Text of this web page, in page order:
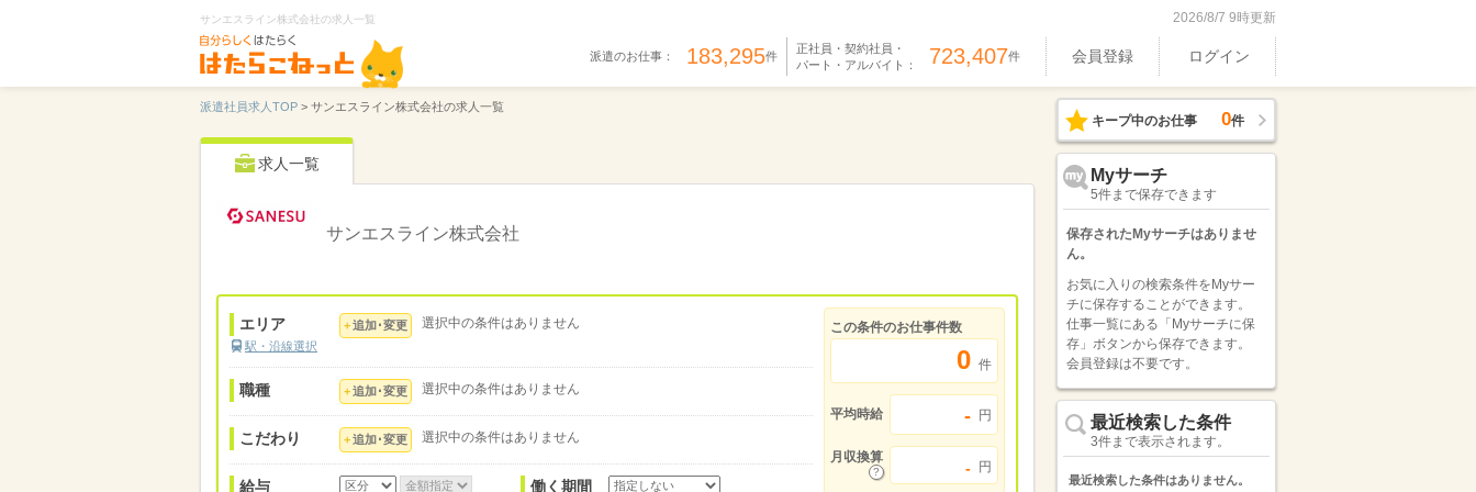
サンエスライン株式会社の求人一覧 2026/8/7 9時更新
派遣のお仕事： 183,295件
正社員・契約社員・
パート・アルバイト： 723,407件 会員登録 ログイン
派遣社員求人TOP > サンエスライン株式会社の求人一覧
求人一覧
サンエスライン株式会社
エリア
駅・沿線選択
追加･変更 選択中の条件はありません
職種 追加･変更 選択中の条件はありません
こだわり 追加･変更 選択中の条件はありません
給与 働く期間
この条件のお仕事件数
0 件
平均時給 - 円
月収換算
- 円
キープ中のお仕事 0件
Myサーチ
5件まで保存できます
保存されたMyサーチはありませ
ん。
お気に入りの検索条件をMyサー
チに保存することができます。
仕事一覧にある「Myサーチに保
存」ボタンから保存できます。
会員登録は不要です。
最近検索した条件
3件まで表示されます。
最近検索した条件はありません。